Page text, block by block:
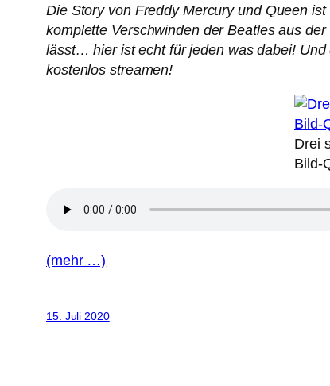
Die Story von Freddy Mercury und Queen
komplette Verschwinden der Beatles aus
lässt… hier ist echt für jeden was dabei!
kostenlos streamen!
Drei
Bild-
(mehr …)
15. Juli 2020